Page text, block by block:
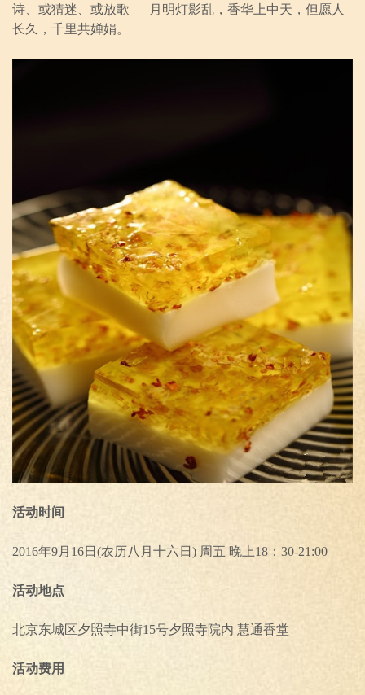
诗、或猜迷、或放歌___月明灯影乱，香华上中天，但愿人
长久，千里共婵娟。
活动时间
2016年9月16日(农历八月十六日) 周五 晚上18：30-21:00
活动地点
北京东城区夕照寺中街15号夕照寺院内 慧通香堂
活动费用